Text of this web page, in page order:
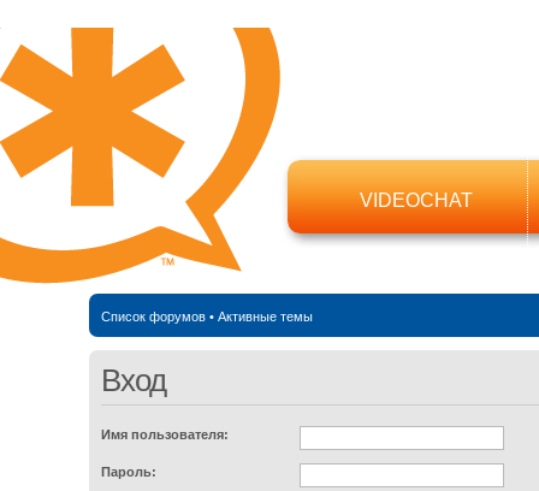
VIDEOCHAT
Список форумов• Активные темы
Вход
Имя пользователя:
Пароль: